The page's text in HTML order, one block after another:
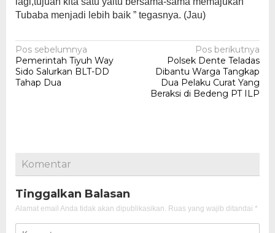
Tubaba menjadi lebih baik ” tegasnya. (Jau)
Navigasi
pos
Pos sebelumnya
Pemerintah Tiyuh Way
Sido Salurkan BLT-DD
Tahap Dua
Pos berikutnya
Polsek Dente Teladas
Dibantu Warga Tangkap
Dua Pelaku Curat Yang
Beraksi di Bedeng PT ILP
Komentar
Tinggalkan Balasan
Alamat email Anda tidak akan dipublikasikan. Ruas yang wajib ditandai *